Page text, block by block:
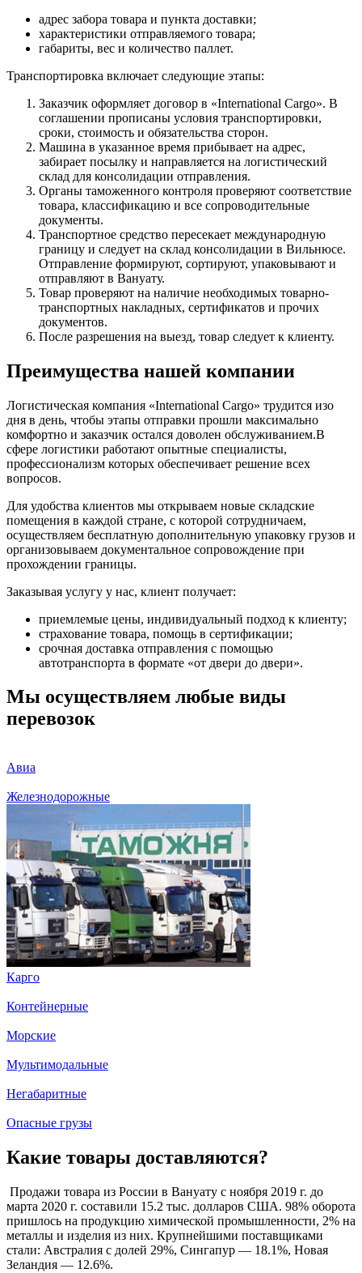
адрес забора товара и пункта доставки;
характеристики отправляемого товара;
габариты, вес и количество паллет.
Транспортировка включает следующие этапы:
Заказчик оформляет договор в «International Cargo». В
соглашении прописаны условия транспортировки,
сроки, стоимость и обязательства сторон.
Машина в указанное время прибывает на адрес,
забирает посылку и направляется на логистический
склад для консолидации отправления.
Органы таможенного контроля проверяют соответствие
товара, классификацию и все сопроводительные
документы.
Транспортное средство пересекает международную
границу и следует на склад консолидации в Вильнюсе.
Отправление формируют, сортируют, упаковывают и
отправляют в Вануату.
Товар проверяют на наличие необходимых товарно-
транспортных накладных, сертификатов и прочих
документов.
После разрешения на выезд, товар следует к клиенту.
Преимущества нашей компании
Логистическая компания «International Cargo» трудится изо
дня в день, чтобы этапы отправки прошли максимально
комфортно и заказчик остался доволен обслуживанием.В
сфере логистики работают опытные специалисты,
профессионализм которых обеспечивает решение всех
вопросов.
Для удобства клиентов мы открываем новые складские
помещения в каждой стране, с которой сотрудничаем,
осуществляем бесплатную дополнительную упаковку грузов и
организовываем документальное сопровождение при
прохождении границы.
Заказывая услугу у нас, клиент получает:
приемлемые цены, индивидуальный подход к клиенту;
страхование товара, помощь в сертификации;
срочная доставка отправления с помощью
автотранспорта в формате «от двери до двери».
Мы осуществляем любые виды
перевозок
Авиа
Железнодорожные
Карго
Контейнерные
Морские
Мультимодальные
Негабаритные
Опасные грузы
Какие товары доставляются?
Продажи товара из России в Вануату с ноября 2019 г. до
марта 2020 г. составили 15.2 тыс. долларов США. 98% оборота
пришлось на продукцию химической промышленности, 2% на
металлы и изделия из них. Крупнейшими поставщиками
стали: Австралия с долей 29%, Сингапур — 18.1%, Новая
Зеландия — 12.6%.